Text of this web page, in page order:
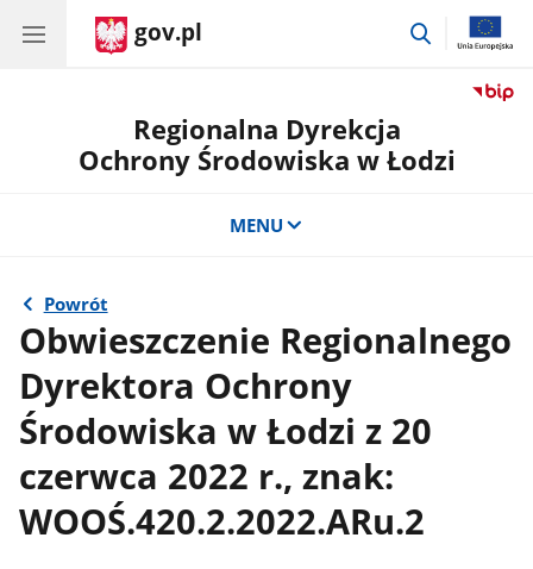
gov.pl
przejdź
Regionalna Dyrekcja
Ochrony Środowiska w Łodzi
MENU
Powrót
Obwieszczenie Regionalnego
Dyrektora Ochrony
Środowiska w Łodzi z 20
czerwca 2022 r., znak:
WOOŚ.420.2.2022.ARu.2